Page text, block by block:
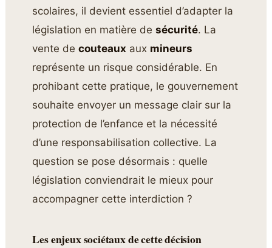
scolaires, il devient essentiel d’adapter la
législation en matière desécurité. La
vente decouteaux aux mineurs
représente un risque considérable. En
prohibant cette pratique, le gouvernement
souhaite envoyer un message clair sur la
protection de l’enfance et la nécessité
d’une responsabilisation collective. La
question se pose désormais : quelle
législation conviendrait le mieux pour
accompagner cette interdiction ?
Les enjeux sociétaux de cette décision